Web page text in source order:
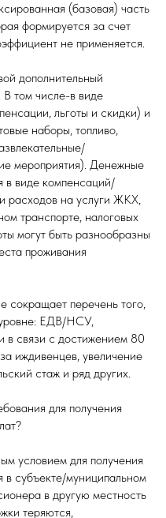
(базовая) часть
формируется за счет
не применяется.
дополнительный
В том числе-в виде
льготы и скидки) и
наборы, топливо,
мероприятия). Денежные
в виде компенсаций/
расходов на услуги ЖКХ,
транспорте, налоговых
могут быть разнообразны
проживания
сокращает перечень того,
уровне: ЕДВ/НСУ,
в связи с достижением 80
иждивенцев, увеличение
стаж и ряд других.
для получения
условием для получения
в субъекте/муниципальном
в другую местность
теряются,